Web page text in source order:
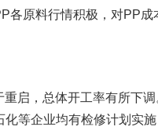
各原料行情积极，对PP成
启，总体开工率有所下
等企业均有检修计划实